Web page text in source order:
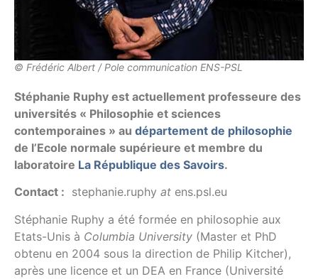
© Frédéric Albert / Pole communication ENS-PSL
Stéphanie Ruphy est actuellement professeure des
universités « Philosophie et sciences
contemporaines » au département de philosophie
de l’Ecole normale supérieure et membre du
laboratoire La République des Savoirs.
Contact : stephanie.ruphy at ens.psl.eu
Stéphanie Ruphy a été formée en philosophie aux
Etats-Unis à Columbia University (Master et PhD
obtenu en 2004 sous la direction de Philip Kitcher),
après une licence et un DEA en France (Université